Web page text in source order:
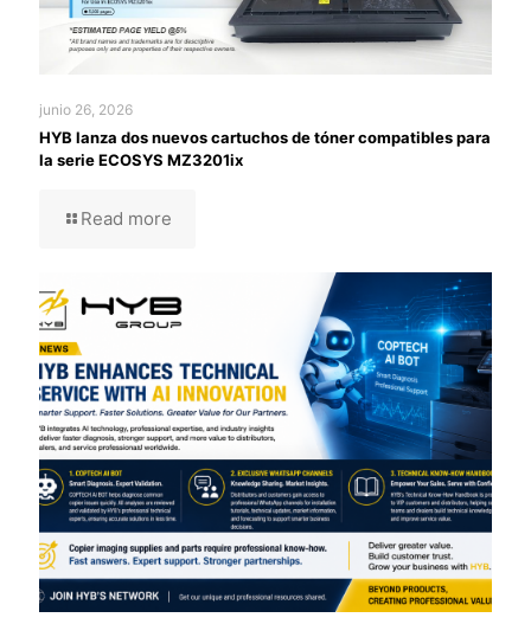
junio 26, 2026
HYB lanza dos nuevos cartuchos de tóner compatibles para
la serie ECOSYS MZ3201ix
Read more